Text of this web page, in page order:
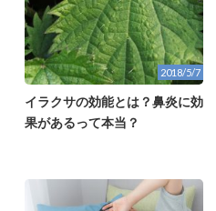
2018/5/7
イラクサの効能とは？鼻炎に効
果があるって本当？